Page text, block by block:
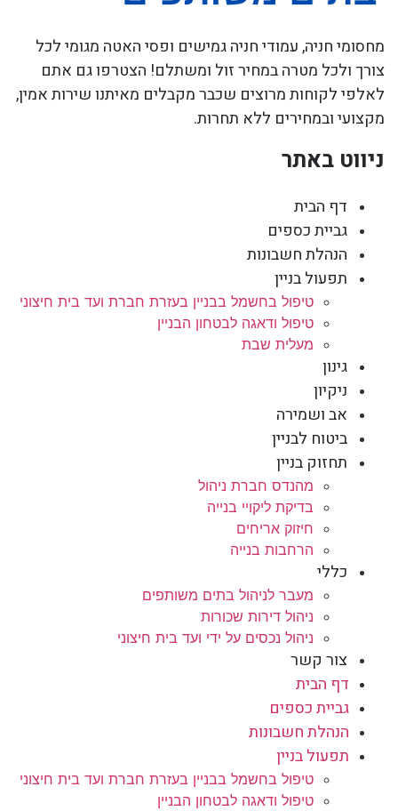
מחסומי חניה, עמודי חניה גמישים ופסי האטה מגומי לכל
צורך ולכל מטרה במחיר זול ומשתלם! הצטרפו גם אתם
לאלפי לקוחות מרוצים שכבר מקבלים מאיתנו שירות אמין,
מקצועי ובמחירים ללא תחרות.
ניווט באתר
דף הבית
גביית כספים
הנהלת חשבונות
תפעול בניין
טיפול בחשמל בבניין בעזרת חברת ועד בית חיצוני
טיפול ודאגה לבטחון הבניין
מעלית שבת
גינון
ניקיון
אב ושמירה
ביטוח לבניין
תחזוק בניין
מהנדס חברת ניהול
בדיקת ליקויי בנייה
חיזוק אריחים
הרחבות בנייה
כללי
מעבר לניהול בתים משותפים
ניהול דירות שכורות
ניהול נכסים על ידי ועד בית חיצוני
צור קשר
דף הבית
גביית כספים
הנהלת חשבונות
תפעול בניין
טיפול בחשמל בבניין בעזרת חברת ועד בית חיצוני
טיפול ודאגה לבטחון הבניין